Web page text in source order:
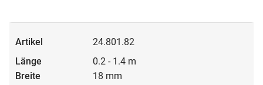
24.801.82
0.2 - 1.4 m
18 mm